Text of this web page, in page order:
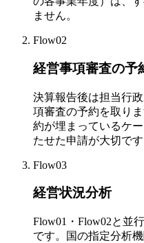
ません。
Flow02
経営事項審査の予
決算報告後は担当行
項審査の予約を取り
約が埋まっているケ
たせた申請が大切です
Flow03
経営状況分析
Flow01・Flow02と並
です。国の指定分析